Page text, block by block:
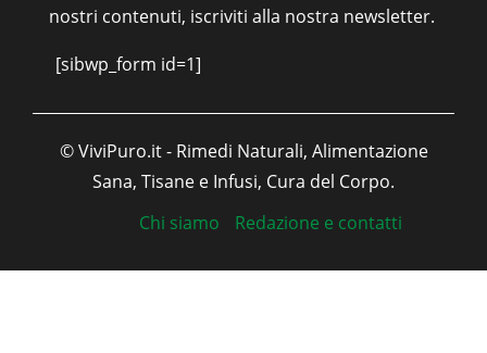
nostri contenuti, iscriviti alla nostra newsletter.
[sibwp_form id=1]
© ViviPuro.it - Rimedi Naturali, Alimentazione
Sana, Tisane e Infusi, Cura del Corpo.
Chi siamo
Redazione e contatti